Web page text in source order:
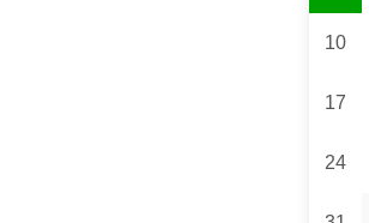
10
17
24